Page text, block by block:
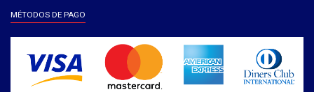
MÉTODOS DE PAGO